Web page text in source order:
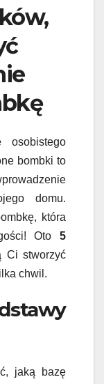
osobistego
bombki to
domu.
która
Oto 5
Ci stworzyć
chwil.
jaką bazę